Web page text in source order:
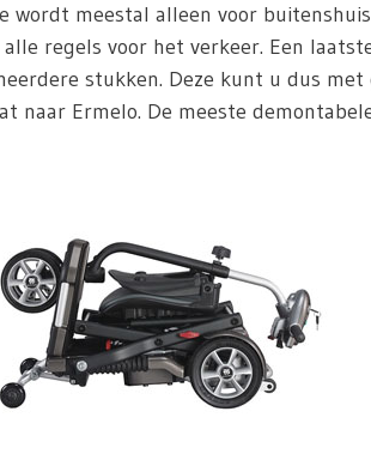
meestal alleen voor
regels voor het verkeer. Een
stukken. Deze kunt u dus
naar Ermelo. De meeste